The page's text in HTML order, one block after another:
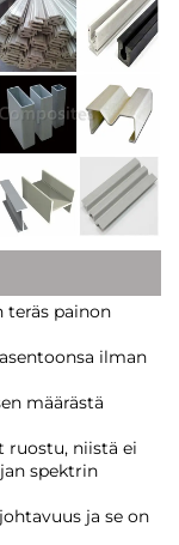
teräs painon
ilman
määrästä
ruostu, niistä ei
spektrin
ja se on